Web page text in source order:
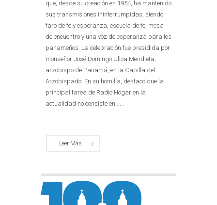
que, desde su creación en 1954, ha mantenido
sus transmisiones ininterrumpidas, siendo
faro de fe y esperanza, escuela de fe, mesa
de encuentro y una voz de esperanza para los
panameños. La celebración fue presidida por
monseñor José Domingo Ulloa Mendieta,
arzobispo de Panamá, en la Capilla del
Arzobispado. En su homilía, destacó que la
principal tarea de Radio Hogar en la
actualidad no consiste en......
Leer Más